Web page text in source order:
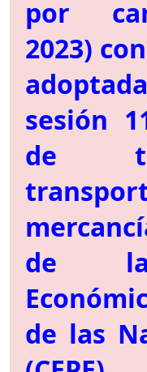
por
2023)
sesión
de
de la
de las